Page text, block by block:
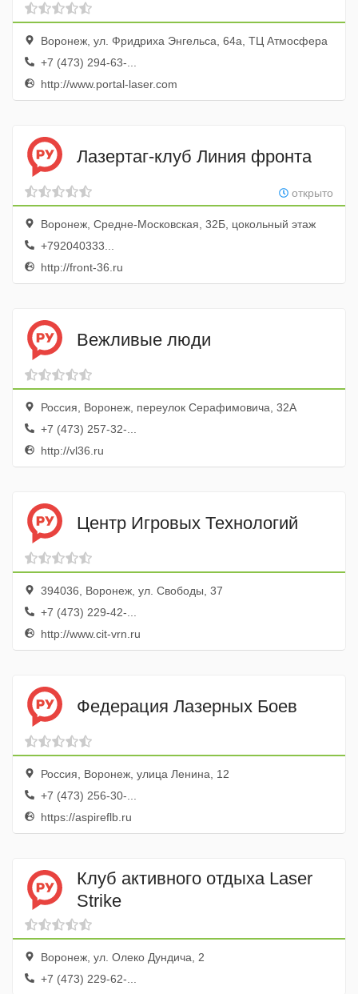
Воронеж, ул. Фридриха Энгельса, 64а, ТЦ Атмосфера
+7 (473) 294-63-...
http://www.portal-laser.com
Лазертаг-клуб Линия фронта
открыто
Воронеж, Средне-Московская, 32Б, цокольный этаж
+792040333...
http://front-36.ru
Вежливые люди
Россия, Воронеж, переулок Серафимовича, 32А
+7 (473) 257-32-...
http://vl36.ru
Центр Игровых Технологий
394036, Воронеж, ул. Свободы, 37
+7 (473) 229-42-...
http://www.cit-vrn.ru
Федерация Лазерных Боев
Россия, Воронеж, улица Ленина, 12
+7 (473) 256-30-...
https://aspireflb.ru
Клуб активного отдыха Laser
Strike
Воронеж, ул. Олеко Дундича, 2
+7 (473) 229-62-...